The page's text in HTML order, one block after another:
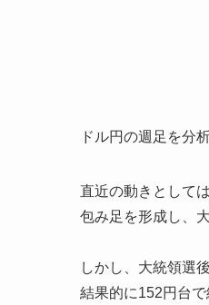
ドル円の週足を分
直近の動きとして
包み足を形成し、
しかし、大統領選
結果的に152円台で